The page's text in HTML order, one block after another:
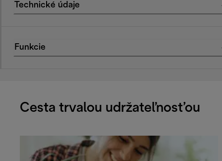
Technické údaje
Funkcie
Cesta trvalou udržateľnosťou